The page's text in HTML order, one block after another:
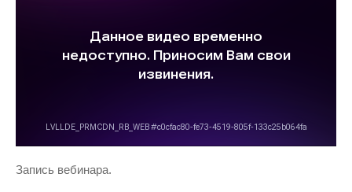
Запись вебинара.